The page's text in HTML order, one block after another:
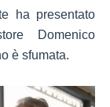
ha presentato
Domenico
è sfumata.